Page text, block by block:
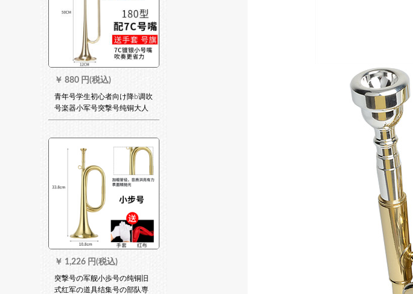
￥ 880 円(税込)
青年号学生初心者向け降b调吹
号楽器小军号突撃号纯铜大人
トール大全(金色)180型に7 C
￥ 1,226 円(税込)
突撃号の军舰小歩号の纯铜旧
式红军の道具结集号の部队専